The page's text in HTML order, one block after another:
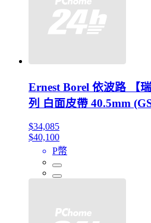
Ernest Borel 依波路 【
列 白面皮帶 40.5mm
$34,085
$40,100
P幣